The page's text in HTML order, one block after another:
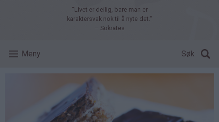
"Livet er deilig, bare man er
karaktersvak nok til å nyte det."
– Sokrates
Meny Søk